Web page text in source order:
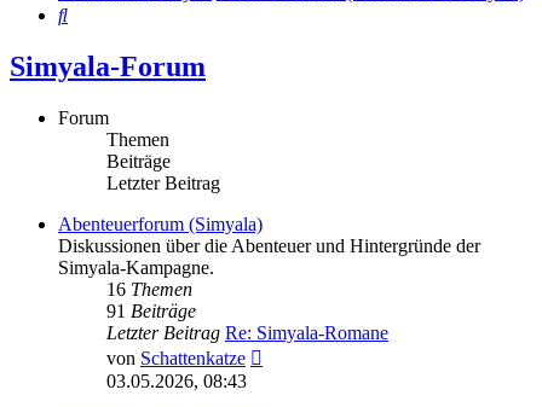
Suche
Simyala-Forum
Forum
Themen
Beiträge
Letzter Beitrag
Abenteuerforum (Simyala)
Diskussionen über die Abenteuer und Hintergründe der
Simyala-Kampagne.
16 Themen
91 Beiträge
Letzter Beitrag Re: Simyala-Romane
von Schattenkatze
03.05.2026, 08:43